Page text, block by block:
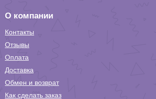
О компании
Контакты
Отзывы
Оплата
Доставка
Обмен и возврат
Как сделать заказ